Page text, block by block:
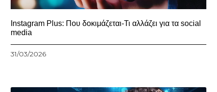
Instagram Plus: Που δοκιμάζεται-Τι αλλάζει για τα social
media
31/03/2026